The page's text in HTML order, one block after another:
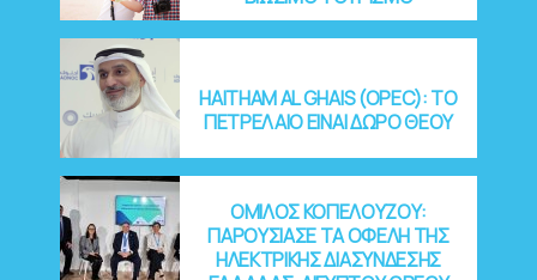
HAITHAM AL GHAIS (OPEC): ΤΟ
ΠΕΤΡΕΛΑΙΟ ΕΙΝΑΙ ΔΩΡΟ ΘΕΟΥ
ΟΜΙΛΟΣ ΚΟΠΕΛΟΥΖΟΥ:
ΠΑΡΟΥΣΙΑΣΕ ΤΑ ΟΦΕΛΗ ΤΗΣ
ΗΛΕΚΤΡΙΚΗΣ ΔΙΑΣΥΝΔΕΣΗΣ